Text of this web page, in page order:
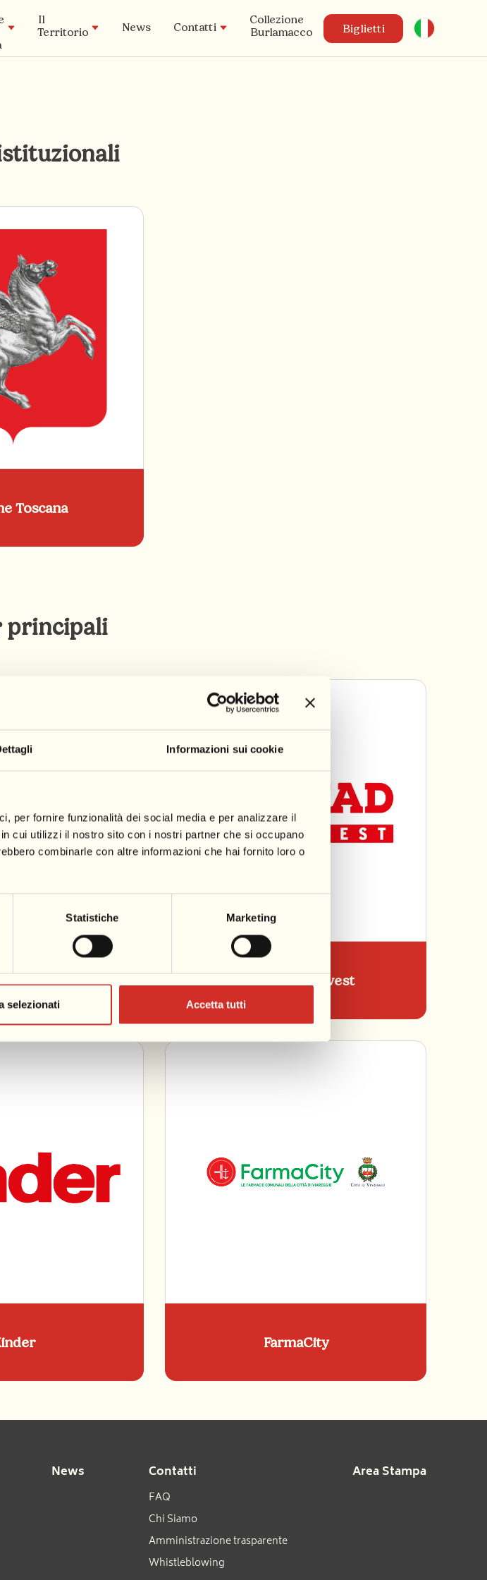
Informazioni sui cookie
per fornire funzionalità dei social media e per analizzare il
cui utilizzi il nostro sito con i nostri partner che si occupano
combinarle con altre informazioni che hai fornito loro o
Statistiche Marketing
selezionati Accetta tutti
Tradizione
Il
Territorio
News Contatti
Collezione
Burlamacco
Biglietti
Toscana
principali
Radio partner Conad Nord Ovest
FarmaCity
News Contatti
FAQ
Chi Siamo
Amministrazione trasparente
Whistleblowing
Area Stampa